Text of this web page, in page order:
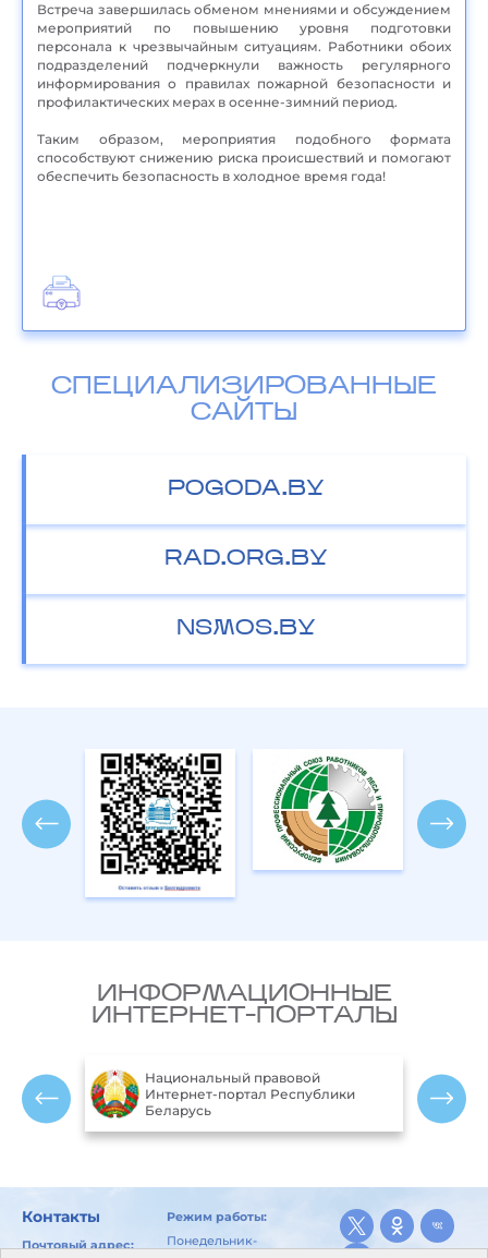
Встреча завершилась обменом мнениями и обсуждением
мероприятий по повышению уровня подготовки
персонала к чрезвычайным ситуациям. Работники обоих
подразделений подчеркнули важность регулярного
информирования о правилах пожарной безопасности и
профилактических мерах в осенне-зимний период.
Таким образом, мероприятия подобного формата
способствуют снижению риска происшествий и помогают
обеспечить безопасность в холодное время года!
СПЕЦИАЛИЗИРОВАННЫЕ
САЙТЫ
POGODA.BY
RAD.ORG.BY
NSMOS.BY
ИНФОРМАЦИОННЫЕ
ИНТЕРНЕТ-ПОРТАЛЫ
Национальный правовой
Интернет-портал Республики
Беларусь
Контакты
Почтовый адрес:
Режим работы:
Понедельник-